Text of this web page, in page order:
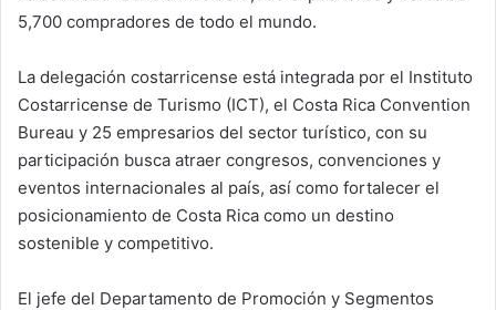
5,700 compradores de todo el mundo.
La delegación costarricense está integrada por el Instituto
Costarricense de Turismo (ICT), el Costa Rica Convention
Bureau y 25 empresarios del sector turístico, con su
participación busca atraer congresos, convenciones y
eventos internacionales al país, así como fortalecer el
posicionamiento de Costa Rica como un destino
sostenible y competitivo.
El jefe del Departamento de Promoción y Segmentos